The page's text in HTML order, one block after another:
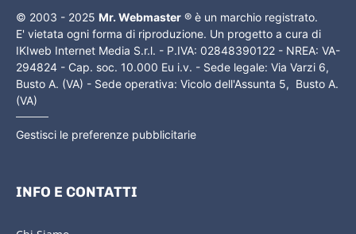
© 2003 - 2025 Mr. Webmaster ® è un marchio registrato.
E' vietata ogni forma di riproduzione. Un progetto a cura di
IKIweb Internet Media S.r.l. - P.IVA: 02848390122 - NREA: VA-
294824 - Cap. soc. 10.000 Eu i.v. - Sede legale: Via Varzi 6,
Busto A. (VA) - Sede operativa: Vicolo dell'Assunta 5, Busto A.
(VA)
Gestisci le preferenze pubblicitarie
INFO E CONTATTI